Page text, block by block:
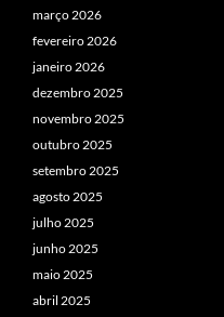
março 2026
fevereiro 2026
janeiro 2026
dezembro 2025
novembro 2025
outubro 2025
setembro 2025
agosto 2025
julho 2025
junho 2025
maio 2025
abril 2025